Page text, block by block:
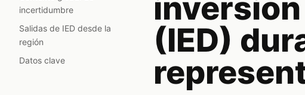
incertidumbre
Salidas de IED desde la
región
Datos clave
(IED)